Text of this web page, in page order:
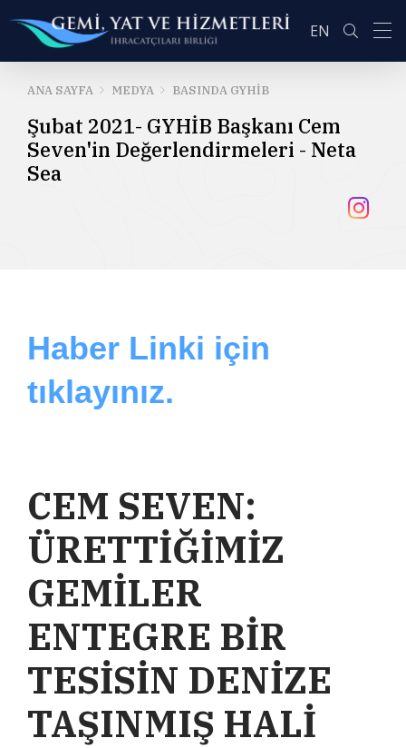
EN
ARA
ANA SAYFA MEDYA BASINDA GYHİB
Şubat 2021- GYHİB Başkanı Cem
Seven'in Değerlendirmeleri - Neta
Sea
Haber Linki için
tıklayınız.
CEM SEVEN:
ÜRETTİĞİMİZ
GEMİLER
ENTEGRE BİR
TESİSİN DENİZE
TAŞINMIŞ HALİ